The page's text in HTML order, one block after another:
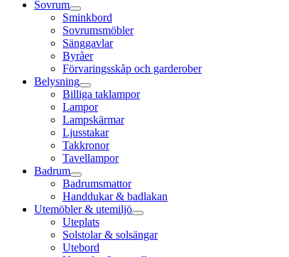
Sovrum
Sminkbord
Sovrumsmöbler
Sänggavlar
Byråer
Förvaringsskåp och garderober
Belysning
Billiga taklampor
Lampor
Lampskärmar
Ljusstakar
Takkronor
Tavellampor
Badrum
Badrumsmattor
Handdukar & badlakan
Utemöbler & utemiljö
Uteplats
Solstolar & solsängar
Utebord